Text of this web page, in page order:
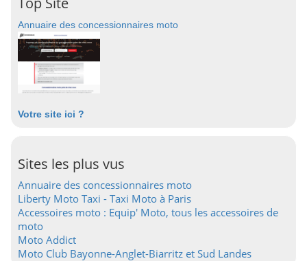
Annuaire des concessionnaires moto
Votre site ici ?
Sites les plus vus
Annuaire des concessionnaires moto
Liberty Moto Taxi - Taxi Moto à Paris
Accessoires moto : Equip' Moto, tous les accessoires de
moto
Moto Addict
Moto Club Bayonne-Anglet-Biarritz et Sud Landes